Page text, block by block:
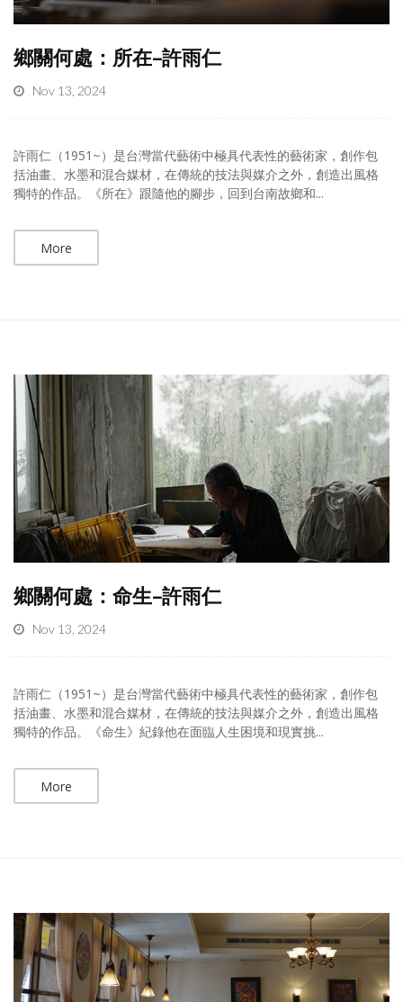
鄉關何處：所在–許雨仁
Nov 13, 2024
許雨仁（1951~）是台灣當代藝術中極具代表性的藝術家，創作包
括油畫、水墨和混合媒材，在傳統的技法與媒介之外，創造出風格
獨特的作品。《所在》跟隨他的腳步，回到台南故鄉和...
More
鄉關何處：命生–許雨仁
Nov 13, 2024
許雨仁（1951~）是台灣當代藝術中極具代表性的藝術家，創作包
括油畫、水墨和混合媒材，在傳統的技法與媒介之外，創造出風格
獨特的作品。《命生》紀錄他在面臨人生困境和現實挑...
More